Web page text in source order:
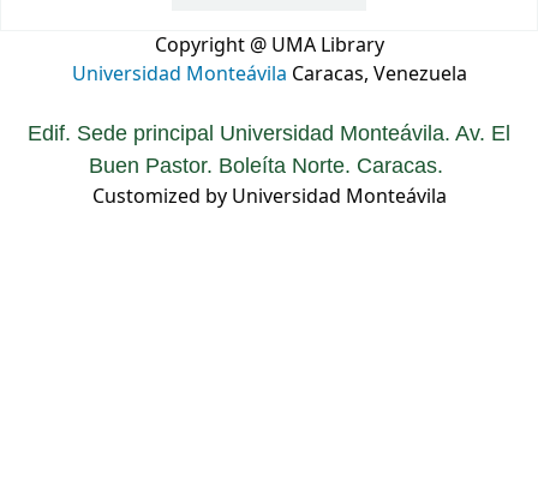
Copyright @ UMA Library
Universidad Monteávila Caracas, Venezuela
Edif. Sede principal Universidad Monteávila. Av. El
Buen Pastor. Boleíta Norte. Caracas.
Customized by Universidad Monteávila